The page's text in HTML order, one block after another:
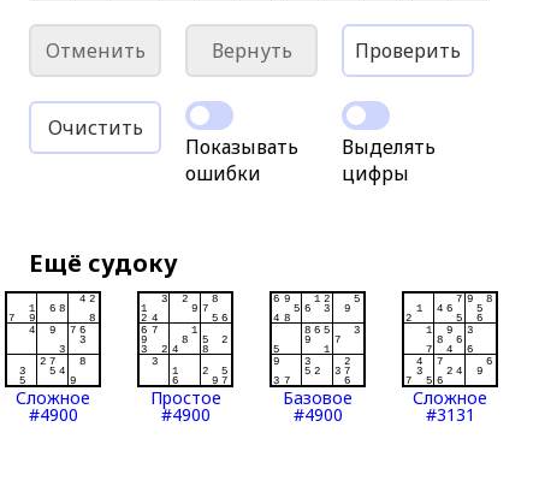
Отменить Вернуть Проверить
Очистить
Показывать
ошибки
Выделять
цифры
Ещё судоку
Сложное
#4900
Простое
#4900
Базовое
#4900
Сложное
#3131